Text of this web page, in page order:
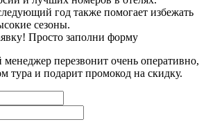
год также помогает избежать
сезоны.
Просто заполни форму
перезвонит очень оперативно,
тура и подарит промокод на скидку.